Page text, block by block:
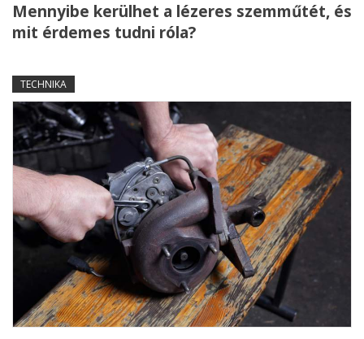
Mennyibe kerülhet a lézeres szemműtét, és
mit érdemes tudni róla?
TECHNIKA